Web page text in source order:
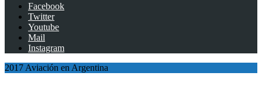
Facebook
Twitter
Youtube
Mail
Instagram
2017 Aviación en Argentina